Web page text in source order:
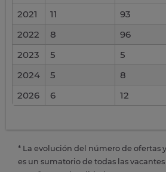
2021
11
93
2022
8
96
2023
5
5
2024
5
8
2026
6 12
* La evolución del número de ofertas
es un sumatorio de todas las